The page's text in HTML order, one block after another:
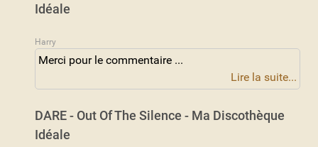
Idéale
Harry
Merci pour le commentaire ...
Lire la suite...
DARE - Out Of The Silence - Ma Discothèque
Idéale